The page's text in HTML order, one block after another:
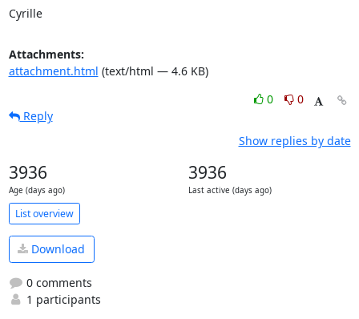
Cyrille
Attachments:
attachment.html (text/html — 4.6 KB)
0
0
Reply
Show replies by date
3936
Age (days ago)
3936
Last active (days ago)
List overview
Download
0 comments
1 participants